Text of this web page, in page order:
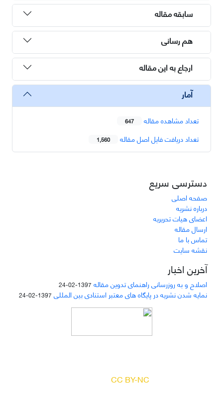
سابقه مقاله
هم رسانی
ارجاع به این مقاله
آمار
تعداد مشاهده مقاله 647
تعداد دریافت فایل اصل مقاله 1,560
دسترسی سریع
صفحه اصلی
درباره نشریه
اعضای هیات تحریریه
ارسال مقاله
تماس با ما
نقشه سایت
آخرین اخبار
اصلاح و به روزرسانی راهنمای تدوین مقاله 1397-02-24
نمایه شدن نشریه در پایگاه های معتبر استنادی بین المللی 1397-02-24
CC BY-NC